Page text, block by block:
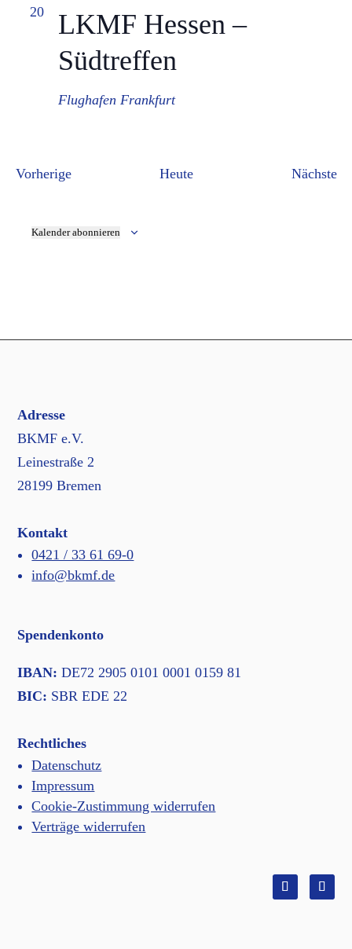
20
LKMF Hessen –
Südtreffen
Flughafen Frankfurt
VorherigeVeranstaltungenHeute Nächste
Kalender abonnieren
Adresse
BKMF e.V.
Leinestraße 2
28199 Bremen
Kontakt
0421 / 33 61 69-0
info@bkmf.de
Spendenkonto
IBAN: DE72 2905 0101 0001 0159 81
BIC: SBR EDE 22
Rechtliches
Datenschutz
Impressum
Cookie-Zustimmung widerrufen
Verträge widerrufen